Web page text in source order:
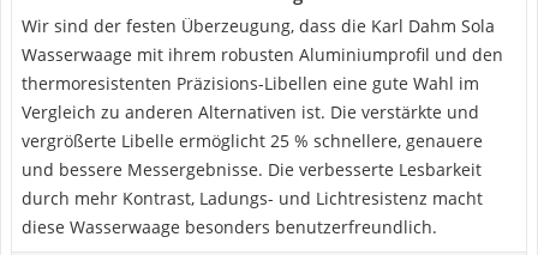
Wir sind der festen Überzeugung, dass die Karl Dahm Sola
Wasserwaage mit ihrem robusten Aluminiumprofil und den
thermoresistenten Präzisions-Libellen eine gute Wahl im
Vergleich zu anderen Alternativen ist. Die verstärkte und
vergrößerte Libelle ermöglicht 25 % schnellere, genauere
und bessere Messergebnisse. Die verbesserte Lesbarkeit
durch mehr Kontrast, Ladungs- und Lichtresistenz macht
diese Wasserwaage besonders benutzerfreundlich.